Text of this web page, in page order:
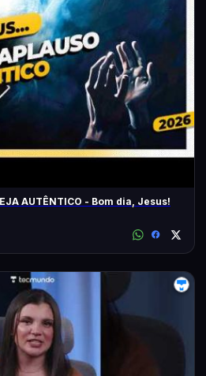
AUTÊNTICO - Bom dia, Jesus!